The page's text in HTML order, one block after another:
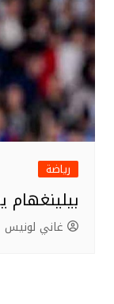
رياضة
غاني لونيس